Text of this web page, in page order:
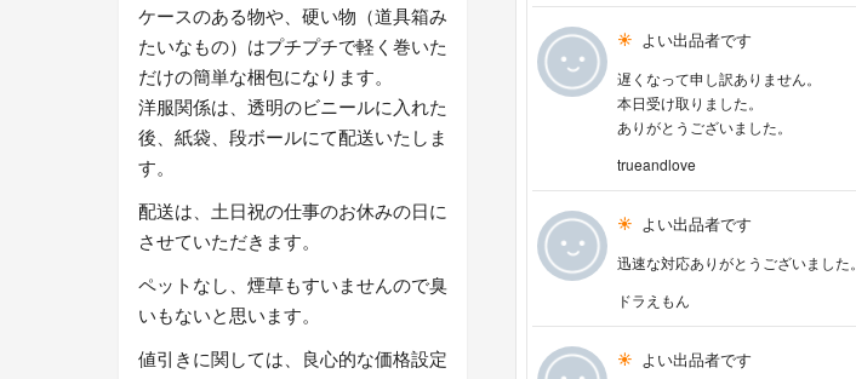
よい出品者です
遅くなって申し訳ありません。
本日受け取りました。
ありがとうございました。
trueandlove
よい出品者です
迅速な対応ありがとうございました。
ドラえもん
よい出品者です
ケースのある物や、硬い物（道具箱み
たいなもの）はプチプチで軽く巻いた
だけの簡単な梱包になります。
洋服関係は、透明のビニールに入れた
後、紙袋、段ボールにて配送いたしま
す。
配送は、土日祝の仕事のお休みの日に
させていただきます。
ペットなし、煙草もすいませんので臭
いもないと思います。
値引きに関しては、良心的な価格設定